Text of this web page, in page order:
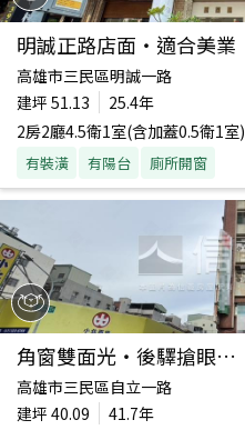
明誠正路店面‧適合美業
高雄市三民區明誠一路
建坪 51.13
25.4年
2房2廳4.5衛1室(含加蓋0.5衛1室)
有裝潢 有陽台 廁所開窗
角窗雙面光‧後驛搶眼店住
高雄市三民區自立一路
建坪 40.09
41.7年